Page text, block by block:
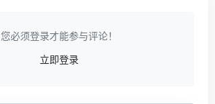
您必须登录才能参与评论！
立即登录